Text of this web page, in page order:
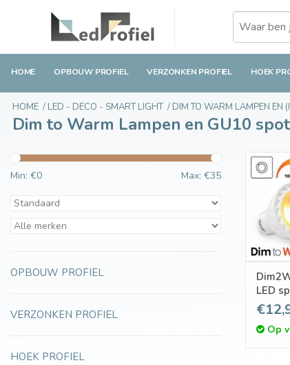
HOME OPBOUW PROFIEL VERZONKEN PROFIEL HOEK
HOME / LED - DECO - SMART LIGHT / DIM TO WARM LAMPEN EN
Dim to Warm Lampen en GU10
Min: €0 Max: €35
OPBOUW PROFIEL
VERZONKEN PROFIEL
HOEK PROFIEL
LED
Op